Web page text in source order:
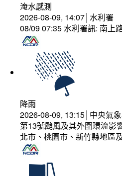
淹水感測
2026-08-09, 14:07│水利署
08/09 07:35 水利署訊: 南上
降雨
2026-08-09, 13:15│中央氣
第13號颱風及其外圍環流影
北市、桃園市、新竹縣地區